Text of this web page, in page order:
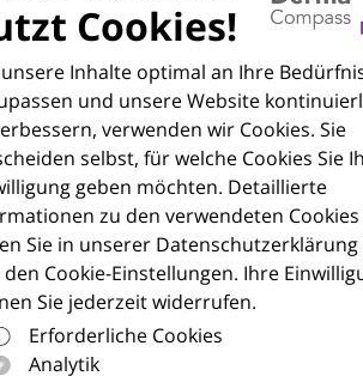
Cookies!
Inhalte optimal an Ihre
und unsere Website
verwenden wir Cookies. Sie
selbst, für welche Cookies Sie
geben möchten. Detaillierte
zu den verwendeten Cookies
Sie in unserer Datenschutzerklärung
Cookie-Einstellungen. Ihre
Sie jederzeit widerrufen.
Erforderliche Cookies
Analytik
mit dem European Dermatology
Euroderm Excellence
Ihr digitaler Kompass für die
Wissen, Bildern und praktischen
Alltag.